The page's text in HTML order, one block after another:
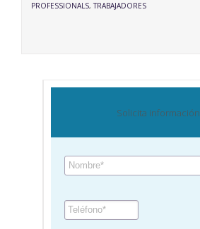
PROFESSIONALS,TRABAJADORES
Solicita información